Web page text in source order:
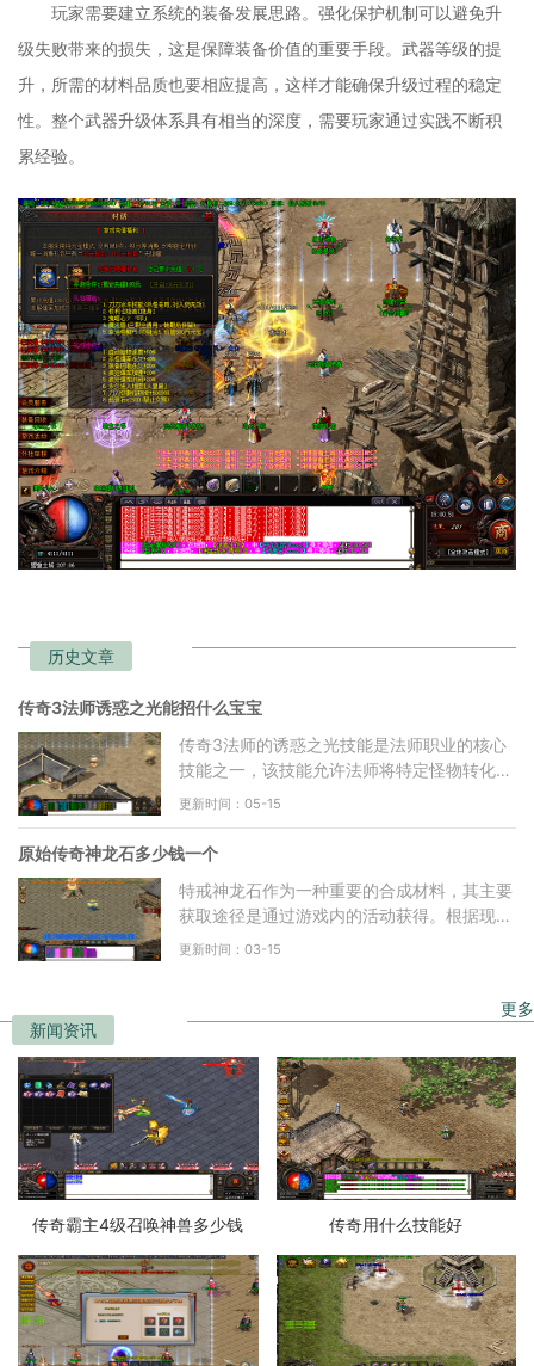
玩家需要建立系统的装备发展思路。强化保护机制可以避免升
级失败带来的损失，这是保障装备价值的重要手段。武器等级的提
升，所需的材料品质也要相应提高，这样才能确保升级过程的稳定
性。整个武器升级体系具有相当的深度，需要玩家通过实践不断积
累经验。
历史文章
传奇3法师诱惑之光能招什么宝宝
传奇3法师的诱惑之光技能是法师职业的核心
技能之一，该技能允许法师将特定怪物转化为
自己的召唤物。诱惑之光从13级开始可以修
更新时间：05-15
原始传奇神龙石多少钱一个
特戒神龙石作为一种重要的合成材料，其主要
获取途径是通过游戏内的活动获得。根据现有
信息，玩家通常可以在金叶子商店中兑换特戒
更新时间：03-15
新闻资讯
更多
传奇霸主4级召唤神兽多少钱 传奇用什么技能好